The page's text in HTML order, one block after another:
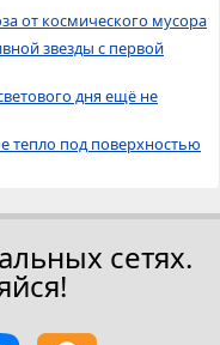
от космического мусора
звезды с первой
дня ещё не
тепло под поверхностью
сетях.